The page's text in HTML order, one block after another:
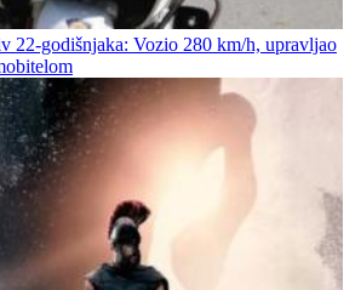
22-godišnjaka: Vozio 280 km/h, upravljao